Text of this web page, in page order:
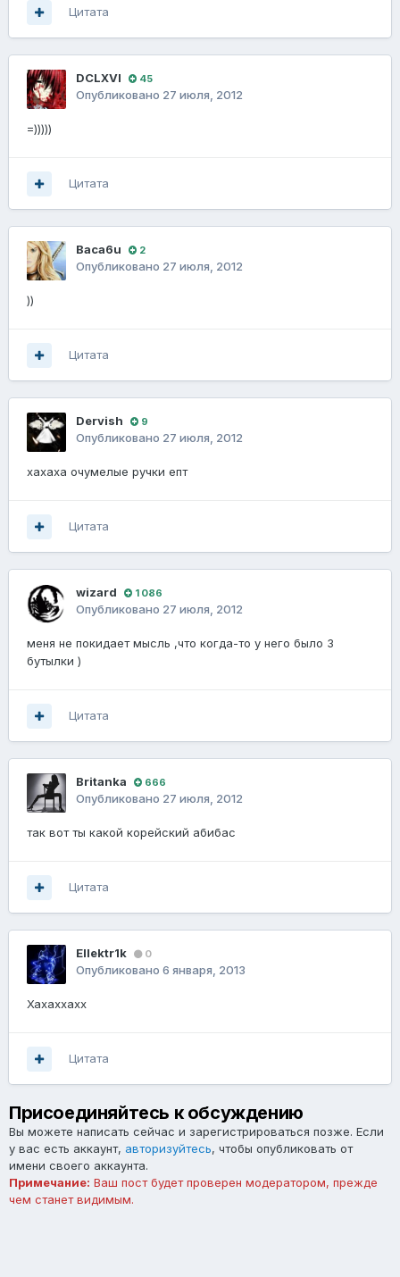
Цитата
DCLXVI 45
Опубликовано 27 июля, 2012
=)))))
Цитата
Baca6u 2
Опубликовано 27 июля, 2012
))
Цитата
Dervish 9
Опубликовано 27 июля, 2012
хахаха очумелые ручки епт
Цитата
wizard 1 086
Опубликовано 27 июля, 2012
меня не покидает мысль ,что когда-то у него было 3
бутылки )
Цитата
Britanka 666
Опубликовано 27 июля, 2012
так вот ты какой корейский абибас
Цитата
Ellektr1k 0
Опубликовано 6 января, 2013
Хахаххахх
Цитата
Присоединяйтесь к обсуждению
Вы можете написать сейчас и зарегистрироваться позже. Если
у вас есть аккаунт, авторизуйтесь, чтобы опубликовать от
имени своего аккаунта.
Примечание: Ваш пост будет проверен модератором, прежде
чем станет видимым.